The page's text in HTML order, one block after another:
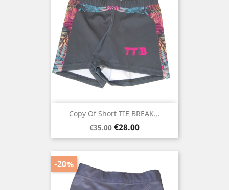
Copy Of Short TIE BREAK...
Regular
price
€35.00 Price
€28.00
-20%